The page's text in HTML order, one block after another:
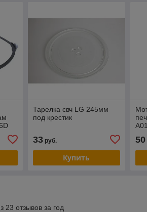
Тарелка свч LG 245мм
под крестик
33руб.
Купить
50
23 отзывов за год